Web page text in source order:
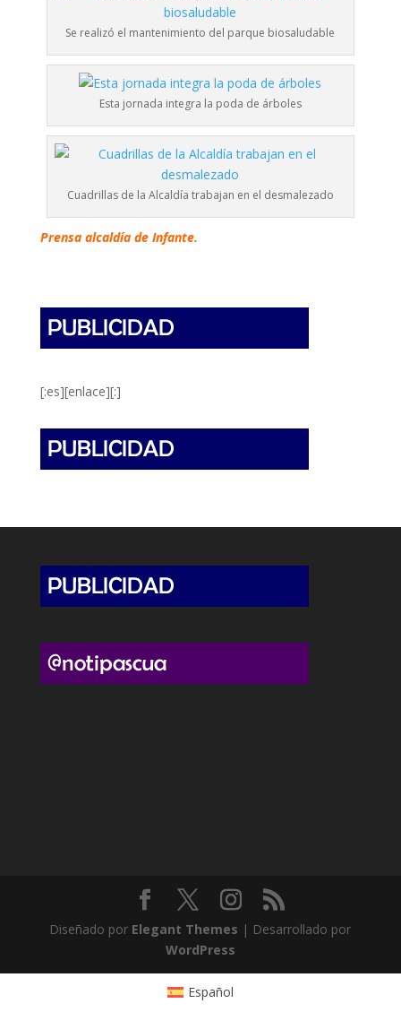
Se realizó el mantenimiento del parque biosaludable
Esta jornada integra la poda de árboles
Cuadrillas de la Alcaldía trabajan en el desmalezado
Prensa alcaldía de Infante.
[:es][enlace][:]
Diseñado por Elegant Themes | Desarrollado por
WordPress
Español